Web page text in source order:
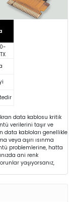
data kablosu kritik
verilerini taşır ve
data kabloları genellikle
veya aşırı ısınma
problemlerine, hatta
ani renk
yaşıyorsanız,